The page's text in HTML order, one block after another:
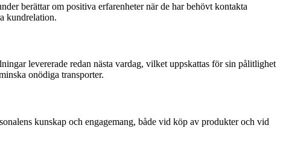
berättar om positiva erfarenheter när de har behövt kontakta
kundrelation.
levererade redan nästa vardag, vilket uppskattas för sin pålitlighet
onödiga transporter.
kunskap och engagemang, både vid köp av produkter och vid